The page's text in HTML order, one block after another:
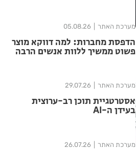
מערכת האתר 05.08.26
הדפסת מחברות: למה דווקא מוצר
פשוט ממשיך ללוות אנשים הרבה
מערכת האתר 29.07.26
אסטרטגיית תוכן רב-ערוצית
בעידן ה-AI
מערכת האתר 26.07.26